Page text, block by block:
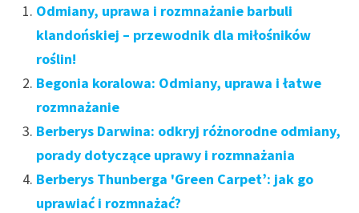
Odmiany, uprawa i rozmnażanie barbuli
klandońskiej – przewodnik dla miłośników
roślin!
Begonia koralowa: Odmiany, uprawa i łatwe
rozmnażanie
Berberys Darwina: odkryj różnorodne odmiany,
porady dotyczące uprawy i rozmnażania
Berberys Thunberga 'Green Carpet’: jak go
uprawiać i rozmnażać?